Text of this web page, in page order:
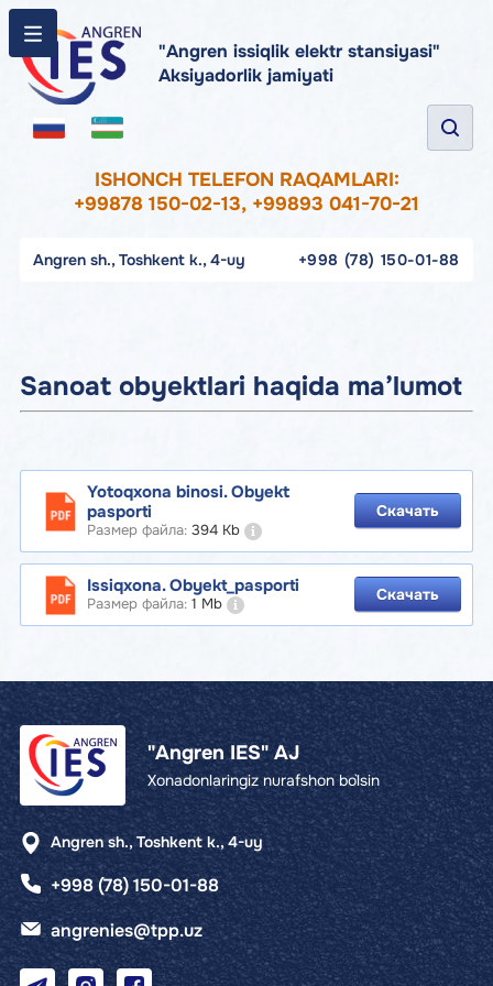
"Angren issiqlik elektr stansiyasi"
Aksiyadorlik jamiyati
ISHONCH TELEFON RAQAMLARI:
+99878 150-02-13, +99893 041-70-21
Angren sh., Toshkent k., 4-uy +998 (78) 150-01-88
Sanoat obyektlari haqida ma’lumot
Yotoqxona binosi. Obyekt
pasporti
Размер файла: 394 Kb
Скачать
Issiqxona. Obyekt_pasporti
Размер файла: 1 Mb Скачать
"Angren IES" AJ
Xonadonlaringiz nurafshon bo`lsin
Angren sh., Toshkent k., 4-uy
+998 (78) 150-01-88
angrenies@tpp.uz